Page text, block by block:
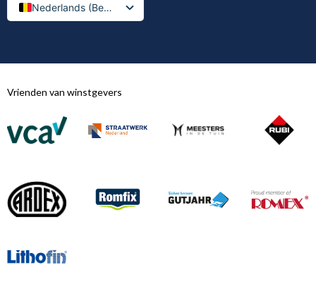
Nederlands (België)
Vrienden van winstgevers